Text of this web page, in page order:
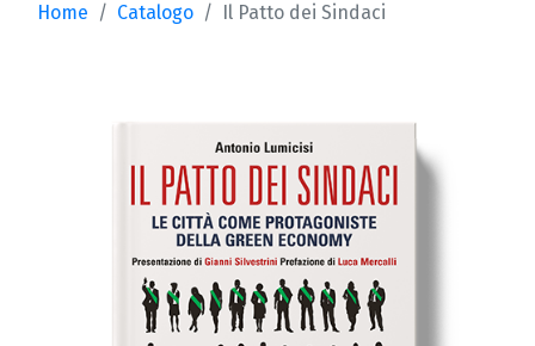
Home Catalogo Il Patto dei Sindaci